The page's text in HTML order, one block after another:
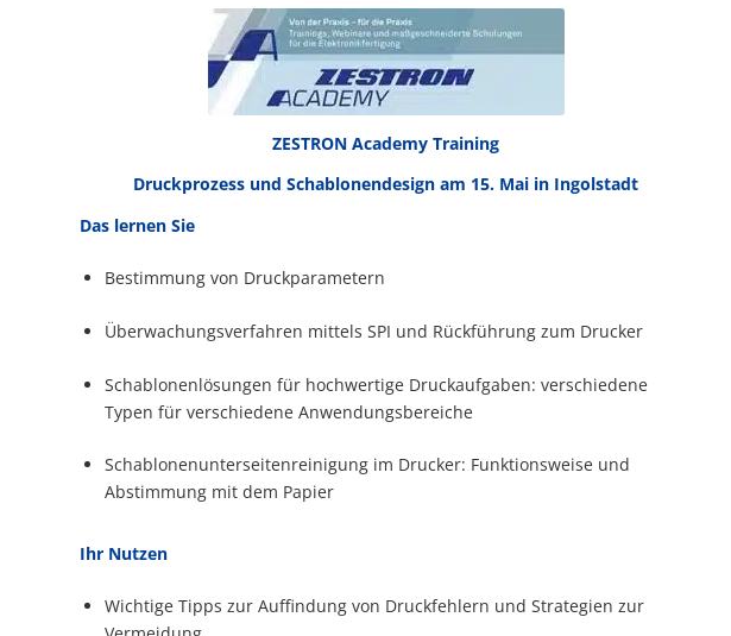
ZESTRON Academy Training
Druckprozess und Schablonendesign am 15. Mai in Ingolstadt
Das lernen Sie
Bestimmung von Druckparametern
Überwachungsverfahren mittels SPI und Rückführung zum Drucker
Schablonenlösungen für hochwertige Druckaufgaben: verschiedene
Typen für verschiedene Anwendungsbereiche
Schablonenunterseitenreinigung im Drucker: Funktionsweise und
Abstimmung mit dem Papier
Ihr Nutzen
Wichtige Tipps zur Auffindung von Druckfehlern und Strategien zur